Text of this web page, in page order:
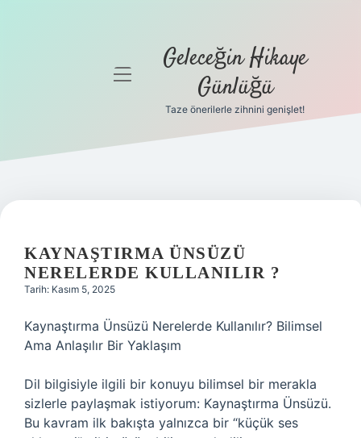
Gizlilik
Hakkımızda
menüyü Geleceğin Hikaye
Günlüğü
Taze önerilerle zihnini genişlet!
KAYNAŞTIRMA ÜNSÜZÜ
NERELERDE KULLANILIR ?
Tarih: Kasım 5, 2025
Kaynaştırma Ünsüzü Nerelerde Kullanılır? Bilimsel
Ama Anlaşılır Bir Yaklaşım
Dil bilgisiyle ilgili bir konuyu bilimsel bir merakla
sizlerle paylaşmak istiyorum: Kaynaştırma Ünsüzü.
Bu kavram ilk bakışta yalnızca bir “küçük ses